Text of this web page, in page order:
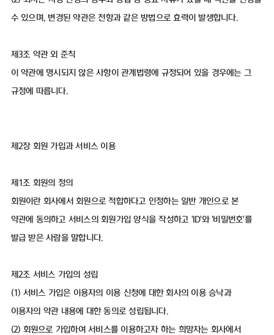
수 있으며, 변경된 약관은 전항과 같은 방법으로 효력이 발생합니다.
제3조 약관 외 준칙
이 약관에 명시되지 않은 사항이 관계법령에 규정되어 있을 경우에는 그
규정에 따릅니다.
제2장 회원 가입과 서비스 이용
제1조 회원의 정의
회원이란 회사에서 회원으로 적합하다고 인정하는 일반 개인으로 본
약관에 동의하고 서비스의 회원가입 양식을 작성하고 'ID'와 '비밀번호'를
발급 받은 사람을 말합니다.
제2조 서비스 가입의 성립
(1) 서비스 가입은 이용자의 이용 신청에 대한 회사의 이용 승낙과
이용자의 약관 내용에 대한 동의로 성립됩니다.
(2) 회원으로 가입하여 서비스를 이용하고자 하는 희망자는 회사에서